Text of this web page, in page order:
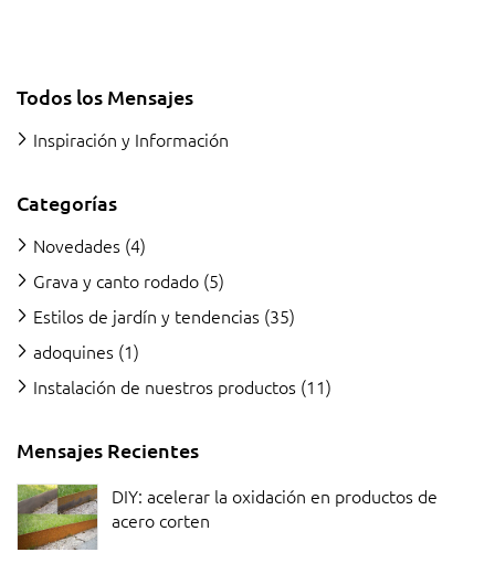
Todos los Mensajes
Inspiración y Información
Categorías
Novedades (4)
Grava y canto rodado (5)
Estilos de jardín y tendencias (35)
adoquines (1)
Instalación de nuestros productos (11)
Mensajes Recientes
DIY: acelerar la oxidación en productos de
acero corten